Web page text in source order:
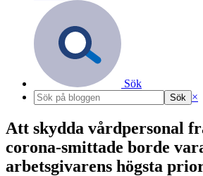
Sök
×
Att skydda vårdpersonal
corona-smittade borde
arbetsgivarens högsta